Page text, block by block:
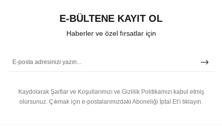
E-BÜLTENE KAYIT OL
Haberler ve özel fırsatlar için
Kaydolarak Şartlar ve Koşullarımızı ve Gizlilik Politikamızı kabul etmiş
olursunuz. Çıkmak için e-postalarımızdaki Aboneliği İptal Et’i tıklayın.